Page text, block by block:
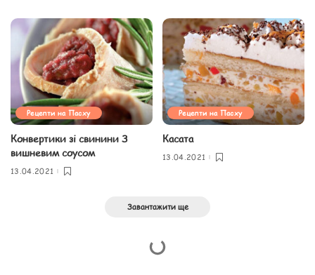
Рецепти на Пасху
Конвертики зі свинини З
вишневим соусом
13.04.2021
Рецепти на Пасху
Касата
13.04.2021
Завантажити ще